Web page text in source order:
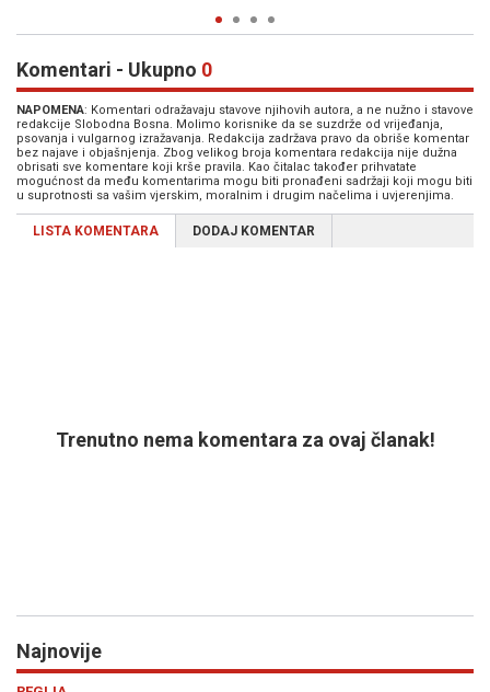
Komentari - Ukupno 0
NAPOMENA: Komentari odražavaju stavove njihovih autora, a ne nužno i stavove
redakcije Slobodna Bosna. Molimo korisnike da se suzdrže od vrijeđanja,
psovanja i vulgarnog izražavanja. Redakcija zadržava pravo da obriše komentar
bez najave i objašnjenja. Zbog velikog broja komentara redakcija nije dužna
obrisati sve komentare koji krše pravila. Kao čitalac također prihvatate
mogućnost da među komentarima mogu biti pronađeni sadržaji koji mogu biti
u suprotnosti sa vašim vjerskim, moralnim i drugim načelima i uvjerenjima.
LISTA KOMENTARA DODAJ KOMENTAR
Trenutno nema komentara za ovaj članak!
Najnovije